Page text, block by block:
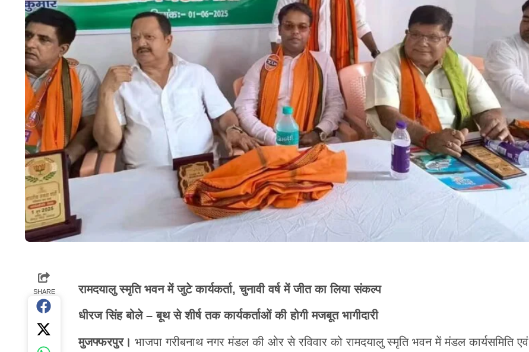
SHARE रामदयालु स्मृति भवन में जुटे कार्यकर्ता, चुनावी वर्ष में जीत का लिया संकल्प
धीरज सिंह बोले – बूथ से शीर्ष तक कार्यकर्ताओं की होगी मजबूत भागीदारी
मुजफ्फरपुर। भाजपा गरीबनाथ नगर मंडल की ओर से रविवार को रामदयालु स्मृति भवन में मंडल कार्यसमिति एवं